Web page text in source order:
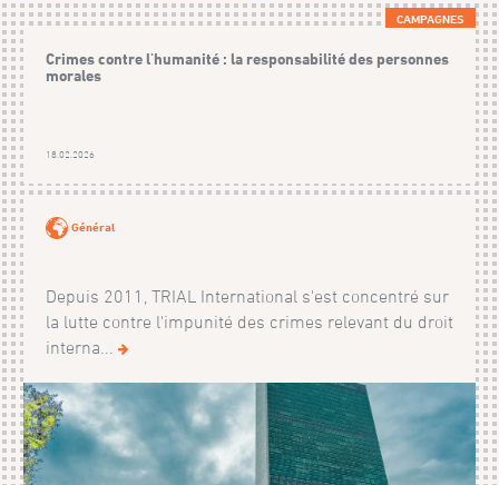
CAMPAGNES
Crimes contre l'humanité : la responsabilité des personnes
morales
18.02.2026
Général
Depuis 2011, TRIAL International s'est concentré sur
la lutte contre l'impunité des crimes relevant du droit
interna...